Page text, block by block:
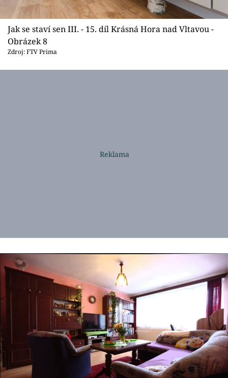
Jak se staví sen III. - 15. díl Krásná Hora nad Vltavou -
Obrázek 8
Zdroj: FTV Prima